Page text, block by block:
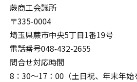
蕨商工会議所
〒335-0004
埼玉県蕨市中央5丁目1番19号
電話番号048-432-2655
問合せ対応時間
8：30～17：00（土日祝、年末年始